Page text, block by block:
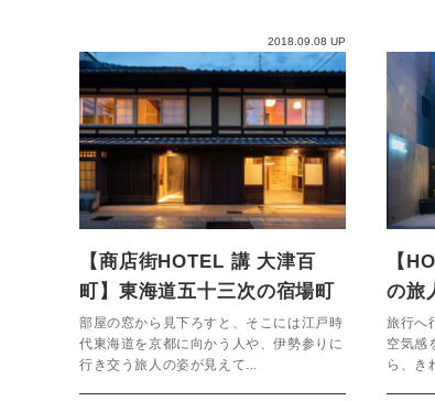
2018.09.08 UP
【商店街HOTEL 講 大津百
町】東海道五十三次の宿場町
がかたちを変えて蘇る
部屋の窓から見下ろすと、そこには江戸時
代東海道を京都に向かう人や、伊勢参りに
行き交う旅人の姿が見えて...
【
の旅
旅行へ
空気感
ら、き